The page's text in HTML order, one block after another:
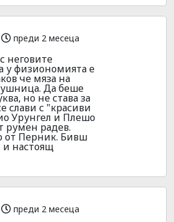
преди 2 месеца
неговите
у физиономията е
че мяза на
Да беше
но не става за
слави с "красиви
Урунгел и Плешо
румен радев.
от Перник. Бивш
и настоящ
преди 2 месеца